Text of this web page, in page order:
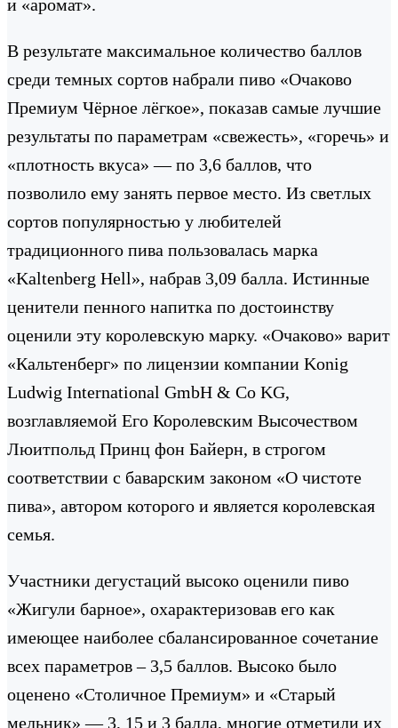
и «аромат».
В результате максимальное количество баллов
среди темных сортов набрали пиво «Очаково
Премиум Чёрное лёгкое», показав самые лучшие
результаты по параметрам «свежесть», «горечь» и
«плотность вкуса» — по 3,6 баллов, что
позволило ему занять первое место. Из светлых
сортов популярностью у любителей
традиционного пива пользовалась марка
«Kaltenberg Hell», набрав 3,09 балла. Истинные
ценители пенного напитка по достоинству
оценили эту королевскую марку. «Очаково» варит
«Кальтенберг» по лицензии компании Konig
Ludwig International GmbH & Co KG,
возглавляемой Его Королевским Высочеством
Люитпольд Принц фон Байерн, в строгом
соответствии с баварским законом «О чистоте
пива», автором которого и является королевская
семья.
Участники дегустаций высоко оценили пиво
«Жигули барное», охарактеризовав его как
имеющее наиболее сбалансированное сочетание
всех параметров – 3,5 баллов. Высоко было
оценено «Столичное Премиум» и «Старый
мельник» — 3, 15 и 3 балла, многие отметили их